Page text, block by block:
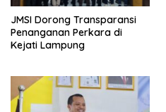
JMSI Dorong Transparansi
Penanganan Perkara di
Kejati Lampung